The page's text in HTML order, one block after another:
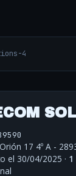
4
17 4º A -
el 30/04/2025 ·